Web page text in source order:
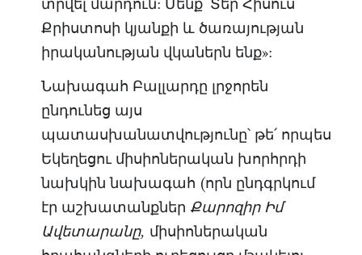
տրվել մարդուն: Մենք՝ Տեր Հիսուս
Քրիստոսի կյանքի և ծառայության
իրականության վկաներն ենք»:
Նախագահ Բալլարդը լրջորեն
ընդունեց այս
պատասխանատվությունը՝ թե՛ որպես
Եկեղեցու միսիոներական խորհրդի
նախկին նախագահ (որն ընդգրկում
էր աշխատանքներ Քարոզիր Իմ
Ավետարանը, միսիոներական